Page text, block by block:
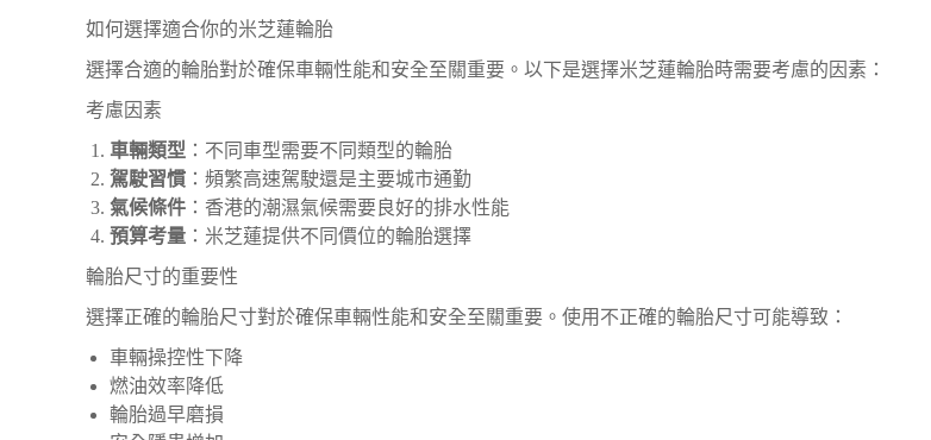
如何選擇適合你的米芝蓮輪胎
選擇合適的輪胎對於確保車輛性能和安全至關重要。以下是選擇米芝蓮輪胎時需要考慮的因素：
考慮因素
車輛類型 ：不同車型需要不同類型的輪胎
駕駛習慣 ：頻繁高速駕駛還是主要城市通勤
氣候條件 ：香港的潮濕氣候需要良好的排水性能
預算考量 ：米芝蓮提供不同價位的輪胎選擇
輪胎尺寸的重要性
選擇正確的輪胎尺寸對於確保車輛性能和安全至關重要。使用不正確的輪胎尺寸可能導致：
車輛操控性下降
燃油效率降低
輪胎過早磨損